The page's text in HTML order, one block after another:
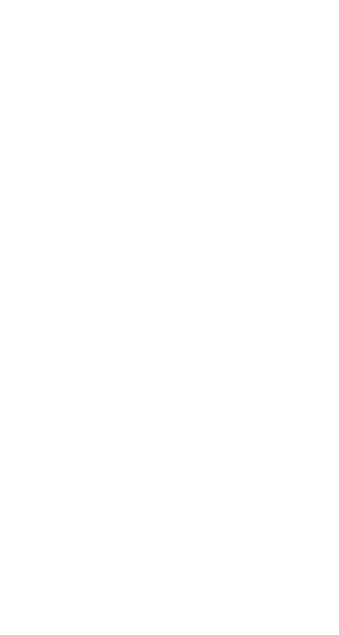
vyhřívání v zimním období),